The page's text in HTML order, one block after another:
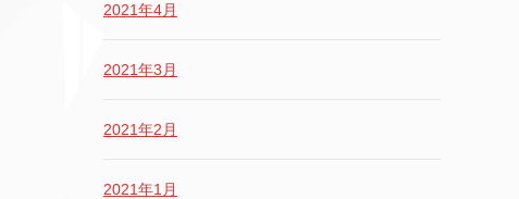
2021年4月
2021年3月
2021年2月
2021年1月